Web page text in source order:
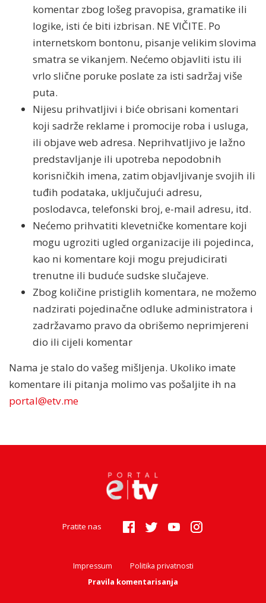
komentar zbog lošeg pravopisa, gramatike ili
logike, isti će biti izbrisan. NE VIČITE. Po
internetskom bontonu, pisanje velikim slovima
smatra se vikanjem. Nećemo objavliti istu ili
vrlo slične poruke poslate za isti sadržaj više
puta.
Nijesu prihvatljivi i biće obrisani komentari
koji sadrže reklame i promocije roba i usluga,
ili objave web adresa. Neprihvatljivo je lažno
predstavljanje ili upotreba nepodobnih
korisničkih imena, zatim objavljivanje svojih ili
tuđih podataka, uključujući adresu,
poslodavca, telefonski broj, e-mail adresu, itd.
Nećemo prihvatiti klevetničke komentare koji
mogu ugroziti ugled organizacije ili pojedinca,
kao ni komentare koji mogu prejudicirati
trenutne ili buduće sudske slučajeve.
Zbog količine pristiglih komentara, ne možemo
nadzirati pojedinačne odluke administratora i
zadržavamo pravo da obrišemo neprimjereni
dio ili cijeli komentar
Nama je stalo do vašeg mišljenja. Ukoliko imate
komentare ili pitanja molimo vas pošaljite ih na
portal@etv.me
Pratite nas
Impressum
Politika privatnosti
Pravila komentarisanja